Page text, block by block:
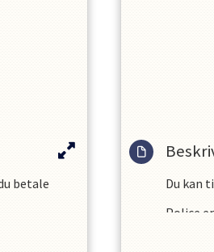
betale
Du kan
Police